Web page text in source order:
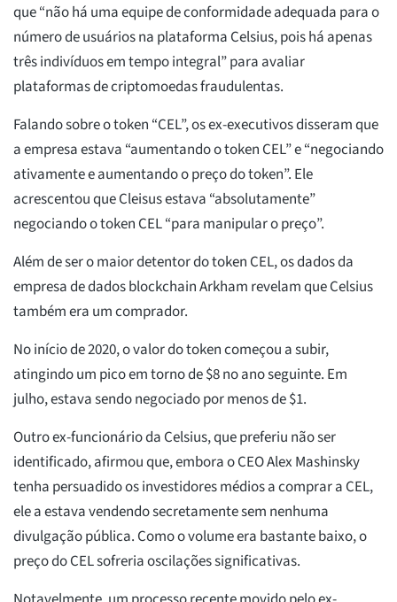
que “não há uma equipe de conformidade adequada para o
número de usuários na plataforma Celsius, pois há apenas
três indivíduos em tempo integral” para avaliar
plataformas de criptomoedas fraudulentas.
Falando sobre o token “CEL”, os ex-executivos disseram que
a empresa estava “aumentando o token CEL” e “negociando
ativamente e aumentando o preço do token”. Ele
acrescentou que Cleisus estava “absolutamente”
negociando o token CEL “para manipular o preço”.
Além de ser o maior detentor do token CEL, os dados da
empresa de dados blockchain Arkham revelam que Celsius
também era um comprador.
No início de 2020, o valor do token começou a subir,
atingindo um pico em torno de $8 no ano seguinte. Em
julho, estava sendo negociado por menos de $1.
Outro ex-funcionário da Celsius, que preferiu não ser
identificado, afirmou que, embora o CEO Alex Mashinsky
tenha persuadido os investidores médios a comprar a CEL,
ele a estava vendendo secretamente sem nenhuma
divulgação pública. Como o volume era bastante baixo, o
preço do CEL sofreria oscilações significativas.